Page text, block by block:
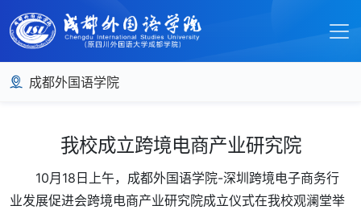
成都外国语学院
我校成立跨境电商产业研究院
10月18日上午，成都外国语学院-深圳跨境电子商务行
业发展促进会跨境电商产业研究院成立仪式在我校观澜堂举